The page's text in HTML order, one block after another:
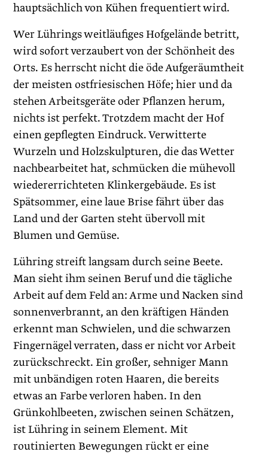
hauptsächlich von Kühen frequentiert wird.
Wer Lührings weitläufiges Hofgelände betritt,
wird sofort verzaubert von der Schönheit des
Orts. Es herrscht nicht die öde Aufgeräumtheit
der meisten ostfriesischen Höfe; hier und da
stehen Arbeitsgeräte oder Pflanzen herum,
nichts ist perfekt. Trotzdem macht der Hof
einen gepflegten Eindruck. Verwitterte
Wurzeln und Holzskulpturen, die das Wetter
nachbearbeitet hat, schmücken die mühevoll
wiedererrichteten Klinkergebäude. Es ist
Spätsommer, eine laue Brise fährt über das
Land und der Garten steht übervoll mit
Blumen und Gemüse.
Lühring streift langsam durch seine Beete.
Man sieht ihm seinen Beruf und die tägliche
Arbeit auf dem Feld an: Arme und Nacken sind
sonnenverbrannt, an den kräftigen Händen
erkennt man Schwielen, und die schwarzen
Fingernägel verraten, dass er nicht vor Arbeit
zurückschreckt. Ein großer, sehniger Mann
mit unbändigen roten Haaren, die bereits
etwas an Farbe verloren haben. In den
Grünkohlbeeten, zwischen seinen Schätzen,
ist Lühring in seinem Element. Mit
routinierten Bewegungen rückt er eine